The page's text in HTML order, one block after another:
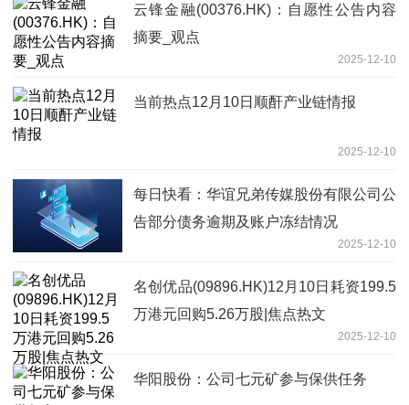
云锋金融(00376.HK)：自愿性公告内容
摘要_观点
2025-12-10
当前热点12月10日顺酐产业链情报
2025-12-10
每日快看：华谊兄弟传媒股份有限公司公
告部分债务逾期及账户冻结情况
2025-12-10
名创优品(09896.HK)12月10日耗资199.5
万港元回购5.26万股|焦点热文
2025-12-10
华阳股份：公司七元矿参与保供任务